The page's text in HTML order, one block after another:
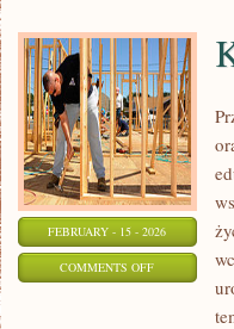
FEBRUARY - 15 - 2026
COMMENTS OFFON